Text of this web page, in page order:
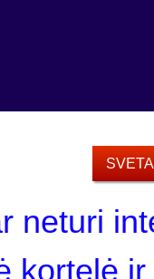
neturi
kortelė